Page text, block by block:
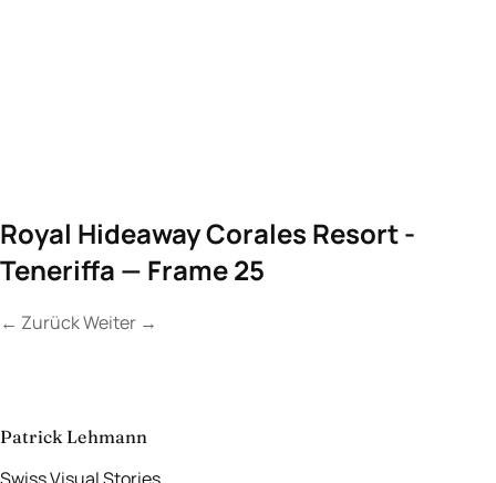
Royal Hideaway Corales Resort -
Teneriffa — Frame 25
← ZurückWeiter →
aufnehmen→
Patrick Lehmann